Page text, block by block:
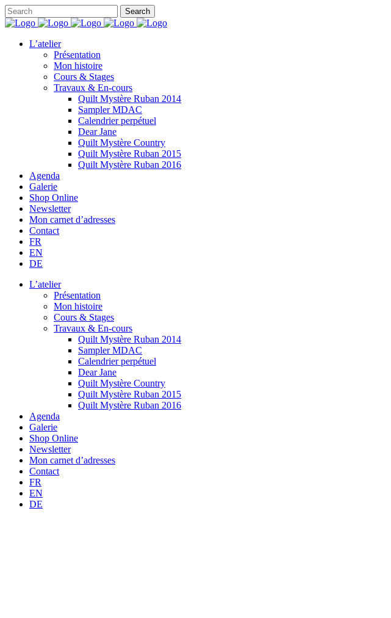
L’atelier
Présentation
Mon histoire
Cours & Stages
Travaux & En-cours
Quilt Mystère Ruban 2014
Sampler MDAC
Calendrier perpétuel
Dear Jane
Quilt Mystère Country
Quilt Mystère Ruban 2015
Quilt Mystère Ruban 2016
Agenda
Galerie
Shop Online
Newsletter
Mon carnet d’adresses
Contact
FR
EN
DE
L’atelier
Présentation
Mon histoire
Cours & Stages
Travaux & En-cours
Quilt Mystère Ruban 2014
Sampler MDAC
Calendrier perpétuel
Dear Jane
Quilt Mystère Country
Quilt Mystère Ruban 2015
Quilt Mystère Ruban 2016
Agenda
Galerie
Shop Online
Newsletter
Mon carnet d’adresses
Contact
FR
EN
DE